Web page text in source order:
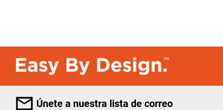
Únete a nuestra lista de correo